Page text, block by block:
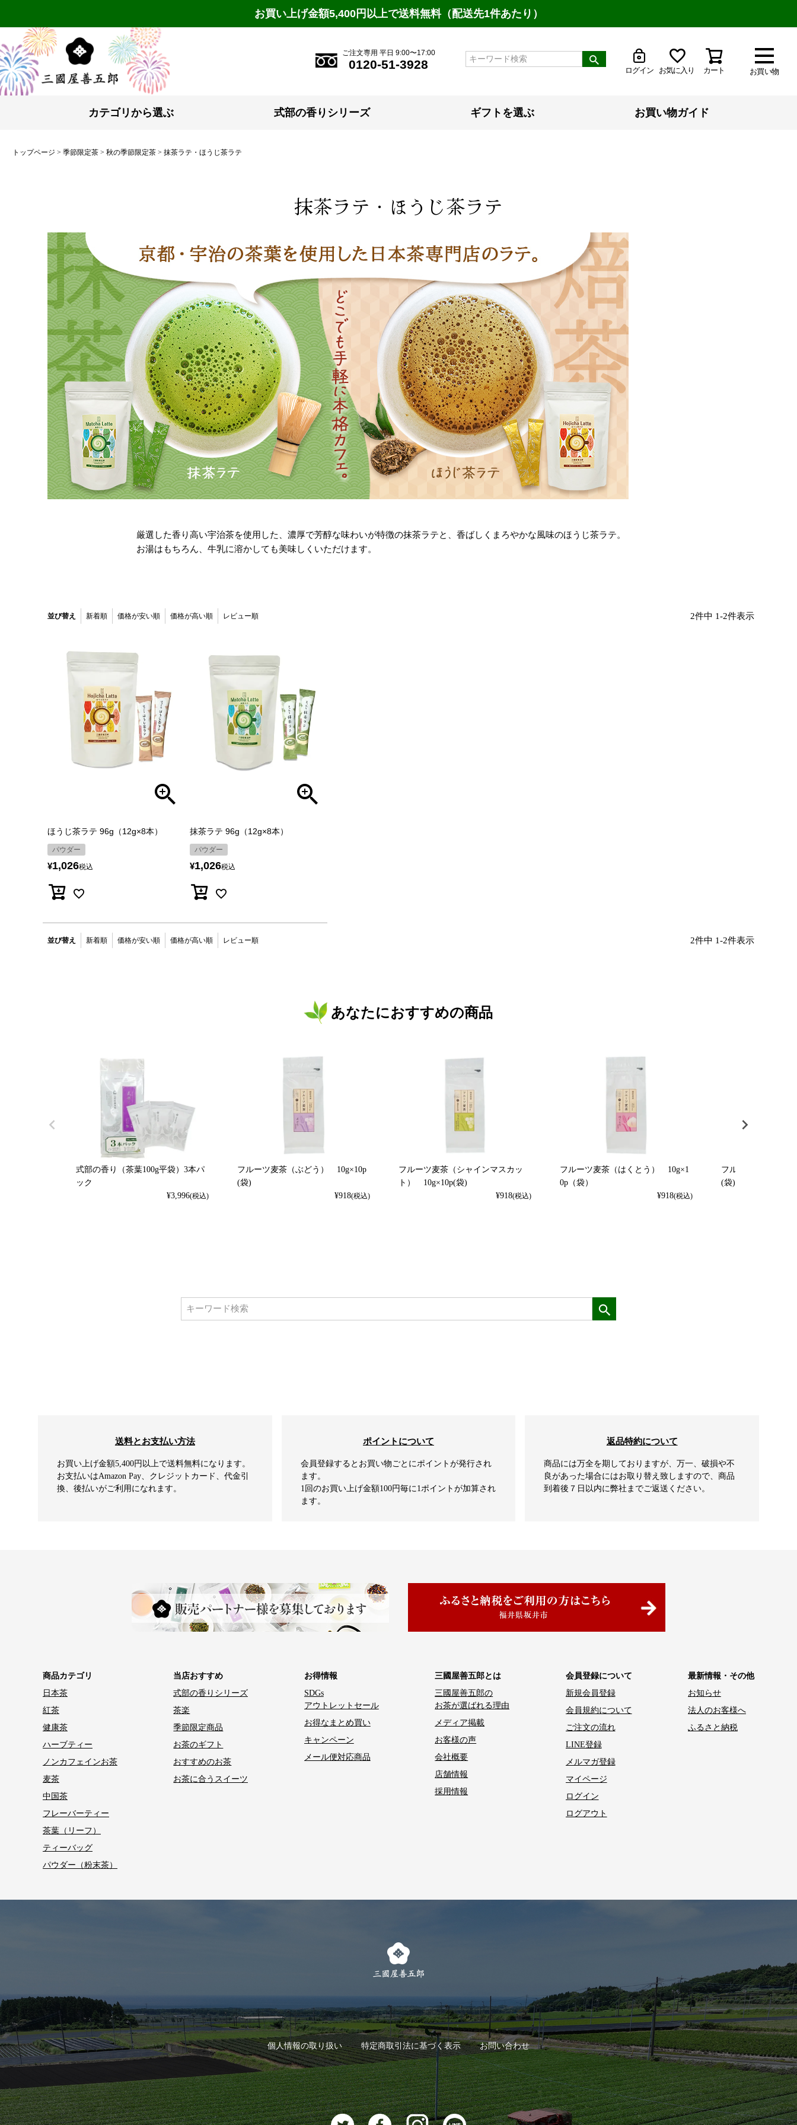
お買い上げ金額5,400円以上で送料無料（配送先1件あたり）
お買い物
ご注文専用 平日 9:00〜17:00
0120-51-3928 ログイン お気に入り カート
カテゴリから選ぶ 式部の香りシリーズ ギフトを選ぶ お買い物ガイド
トップページ 季節限定茶 秋の季節限定茶 抹茶ラテ・ほうじ茶ラテ
抹茶ラテ・ほうじ茶ラテ
厳選した香り高い宇治茶を使用した、濃厚で芳醇な味わいが特徴の抹茶ラテと、香ばしくまろやかな風味のほうじ茶ラテ。
お湯はもちろん、牛乳に溶かしても美味しくいただけます。
並び替え 新着順 価格が安い順 価格が高い順 レビュー順 2件中 1-2件表示
ほうじ茶ラテ 96g（12g×8本）
パウダー
¥1,026税込
抹茶ラテ 96g（12g×8本）
パウダー
¥1,026税込
並び替え 新着順 価格が安い順 価格が高い順 レビュー順 2件中 1-2件表示
あなたにおすすめの商品
式部の香り（茶葉100g平袋）3本パ
ック
¥3,996(税込)
フルーツ麦茶（ぶどう） 10g×10p
(袋)
¥918(税込)
フルーツ麦茶（シャインマスカッ
ト） 10g×10p(袋)
¥918(税込)
フルーツ麦茶（はくとう） 10g×1
0p（袋）
¥918(税込)
フルーツ麦茶（れ
(袋)
送料とお支払い方法
お買い上げ金額5,400円以上で送料無料になります。
お支払いはAmazon Pay、クレジットカード、代金引
換、後払いがご利用になれます。
ポイントについて
会員登録するとお買い物ごとにポイントが発行され
ます。
1回のお買い上げ金額100円毎に1ポイントが加算され
ます。
返品特約について
商品には万全を期しておりますが、万一、破損や不
良があった場合にはお取り替え致しますので、商品
到着後７日以内に弊社までご返送ください。
商品カテゴリ
日本茶
紅茶
健康茶
ハーブティー
ノンカフェインお茶
麦茶
中国茶
フレーバーティー
茶葉（リーフ）
ティーバッグ
パウダー（粉末茶）
当店おすすめ
式部の香りシリーズ
茶楽
季節限定商品
お茶のギフト
おすすめのお茶
お茶に合うスイーツ
お得情報
SDGs
アウトレットセール
お得なまとめ買い
キャンペーン
メール便対応商品
三國屋善五郎とは
三國屋善五郎の
お茶が選ばれる理由
メディア掲載
お客様の声
会社概要
店舗情報
採用情報
会員登録について
新規会員登録
会員規約について
ご注文の流れ
LINE登録
メルマガ登録
マイページ
ログイン
ログアウト
最新情報・その他
お知らせ
法人のお客様へ
ふるさと納税
個人情報の取り扱い 特定商取引法に基づく表示 お問い合わせ